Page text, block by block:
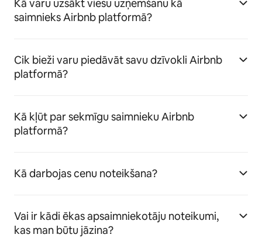
Kā varu uzsākt viesu uzņemšanu kā
saimnieks Airbnb platformā?
Cik bieži varu piedāvāt savu dzīvokli Airbnb
platformā?
Kā kļūt par sekmīgu saimnieku Airbnb
platformā?
Kā darbojas cenu noteikšana?
Vai ir kādi ēkas apsaimniekotāju noteikumi,
kas man būtu jāzina?